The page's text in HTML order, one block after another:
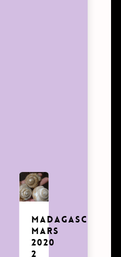
Madagascar
mars
2020
2